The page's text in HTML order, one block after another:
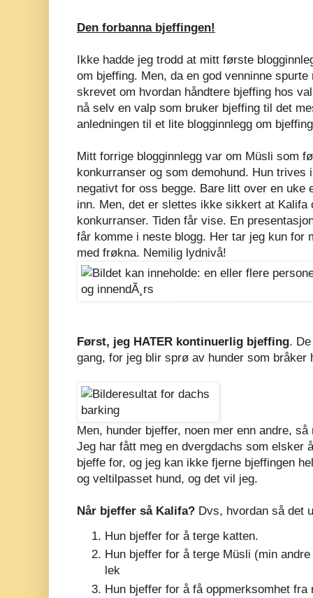
Den forbanna bjeffingen!
Ikke hadde jeg trodd at mitt første
om bjeffing. Men, da en god venninne spurte
skrevet om hvordan håndtere bjeffing hos
nå selv en valp som bruker bjeffing til det
anledningen til et lite blogginnlegg om
Mitt forrige blogginnlegg var om Müsli som
konkurranser og som demohund. Hun trives
negativt for oss begge. Bare litt over en uke
inn. Men, det er slettes ikke sikkert at Kalifa
konkurranser. Tiden får vise. En
får komme i neste blogg. Her tar jeg kun for
med frøkna. Nemilig lydnivå!
Først, jeg HATER kontinuerlig bjeffing.
gang, for jeg blir sprø av hunder som bråker
Men, hunder bjeffer, noen mer enn andre,
Jeg har fått meg en dvergdachs som elsker
bjeffe for, og jeg kan ikke fjerne bjeffingen
og veltilpasset hund, og det vil jeg.
Når bjeffer så Kalifa? Dvs, hvordan så det
Hun bjeffer for å terge katten.
Hun bjeffer for å terge Müsli (min
lek
Hun bjeffer for å få oppmerksomhet fra